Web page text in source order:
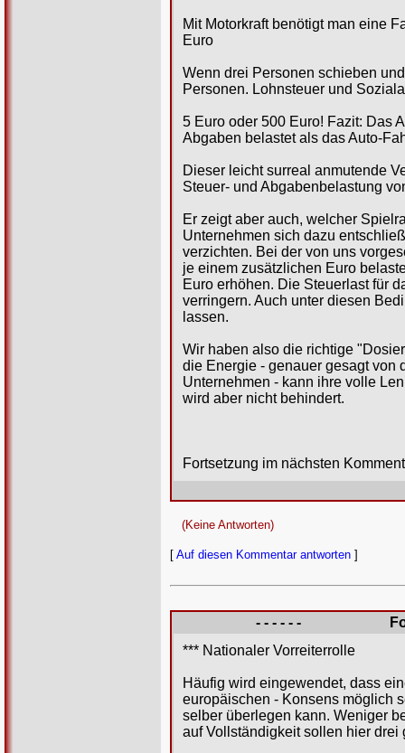
Mit Motorkraft benötigt man eine
Euro
Wenn drei Personen schieben
Personen. Lohnsteuer und
5 Euro oder 500 Euro! Fazit: Das
Abgaben belastet als das Auto-
Dieser leicht surreal anmutende
Steuer- und Abgabenbelastung
Er zeigt aber auch, welcher
Unternehmen sich dazu
verzichten. Bei der von uns
je einem zusätzlichen Euro
Euro erhöhen. Die Steuerlast für
verringern. Auch unter diesen
lassen.
Wir haben also die richtige
die Energie - genauer gesagt von
Unternehmen - kann ihre volle
wird aber nicht behindert.
Fortsetzung im nächsten
(Keine Antworten)
[ Auf diesen Kommentar antworten ]
- - - - - -
*** Nationaler Vorreiterrolle
Häufig wird eingewendet, dass
europäischen - Konsens möglich
selber überlegen kann. Weniger
auf Vollständigkeit sollen hier drei